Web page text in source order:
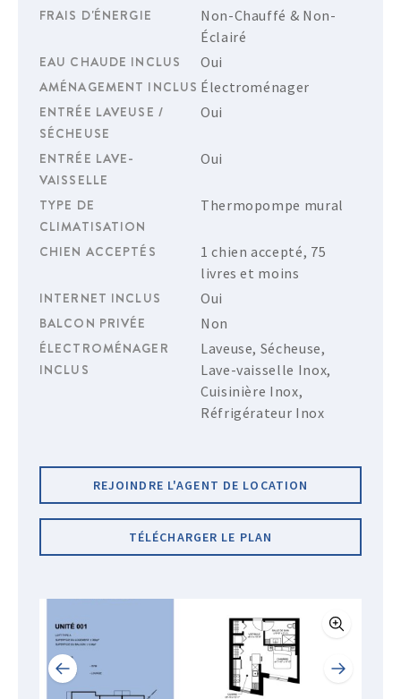
FRAIS D'ÉNERGIE
Non-Chauffé & Non-
Éclairé
EAU CHAUDE INCLUS
Oui
AMÉNAGEMENT INCLUS Électroménager
ENTRÉE LAVEUSE /
SÉCHEUSE
Oui
ENTRÉE LAVE-
VAISSELLE
Oui
TYPE DE
CLIMATISATION
Thermopompe mural
CHIEN ACCEPTÉS
1 chien accepté, 75
livres et moins
INTERNET INCLUS
Oui
BALCON PRIVÉE
Non
ÉLECTROMÉNAGER
INCLUS
Laveuse, Sécheuse,
Lave-vaisselle Inox,
Cuisinière Inox,
Réfrigérateur Inox
REJOINDRE L'AGENT DE LOCATION
TÉLÉCHARGER LE PLAN